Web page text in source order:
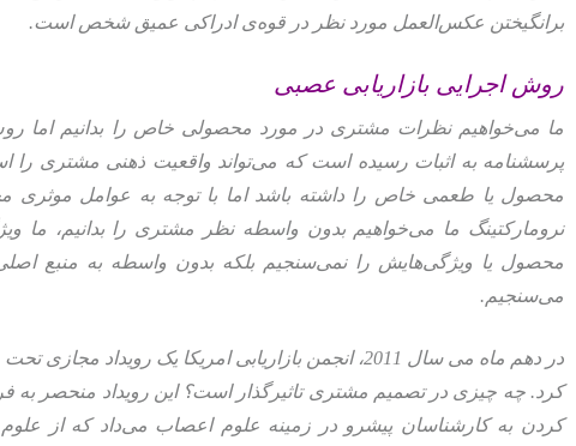
برانگیختن عکس‌العمل مورد نظر در قوه‌ی ادراکی عمیق شخص است.
روش اجرایی بازاریابی عصبی
ما می‌خواهیم نظرات مشتری در مورد محصولی خاص را بدانیم اما
پرسشنامه به اثبات رسیده است که می‌تواند واقعیت ذهنی مشتری را
محصول یا طعمی خاص را داشته باشد اما با توجه به عوامل موثری
نرومارکتینگ ما می‌خواهیم بدون واسطه نظر مشتری را بدانیم، ما
محصول یا ویژگی‌هایش را نمی‌سنجیم بلکه بدون واسطه به منبع
می‌سنجیم.
در دهم ماه می سال 2011، انجمن بازاریابی امریکا یک
کرد. چه چیزی در تصمیم مشتری تاثیرگذار است؟ این رویداد منحصر به
کردن به کارشناسان پیشرو در زمینه علوم اعصاب می‌داد که از